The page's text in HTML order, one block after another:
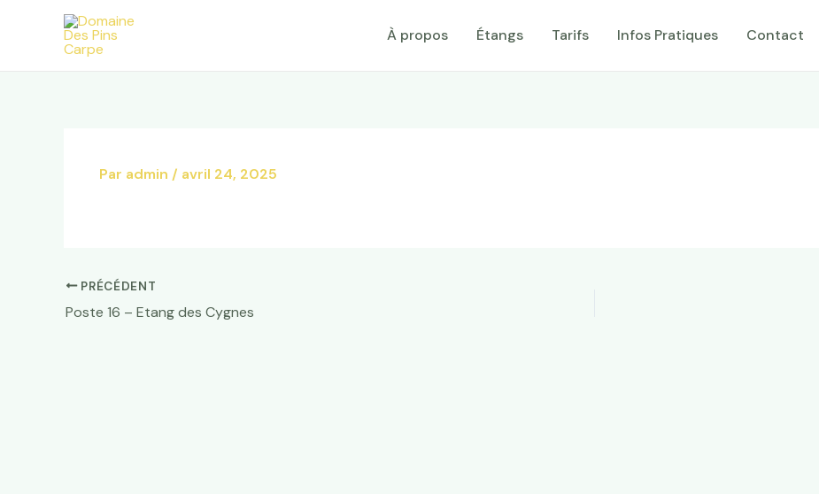
À propos Étangs Tarifs Infos Pratiques Contact
Par admin / avril 24, 2025
PRÉCÉDENT
Poste 16 – Etang des Cygnes